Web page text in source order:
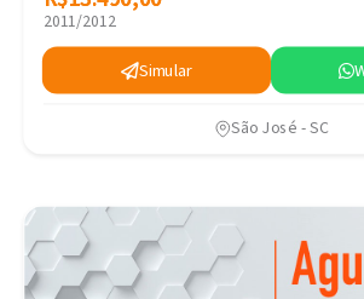
2011/2012
Simular
São José - SC